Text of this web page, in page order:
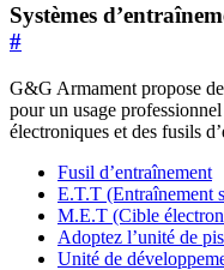
Systèmes
#
G&G Armament propose
pour un usage
électroniques et des fusils
Fusil d’entraînement
E.T.T (Entraînement
M.E.T (Cible
Adoptez l’unité de
Unité de